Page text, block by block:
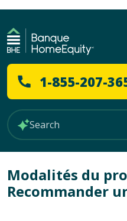
1-855-207-
Modalités du
Recommander